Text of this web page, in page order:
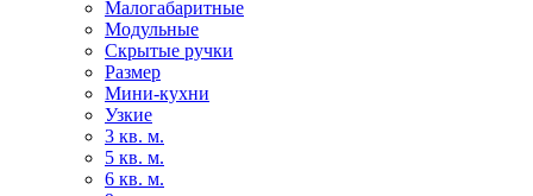
Малогабаритные
Модульные
Скрытые ручки
Размер
Мини-кухни
Узкие
3 кв. м.
5 кв. м.
6 кв. м.